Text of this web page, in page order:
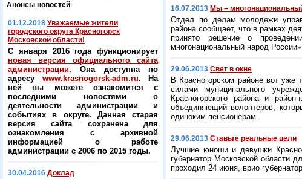
Анонсы новостей
01.12.2018 Уважаемые жители
городского округа Красногорск
Московской области!
С января 2016 года функционирует
новая версия официального сайта
администрации. Она доступна по
адресу www.krasnogorsk-adm.ru. На
ней вы можете ознакомится с
последними новостями о
деятельности администрации и
событиях в округе. Данная старая
версия сайта сохранена для
ознакомления с архивной
информацией о работе
администрации с 2006 по 2015 годы.
30.04.2016 Доклад
16.07.2013 Мы –
Отдел по делам молодежи
района сообщает, что в рамках
принято решение о
многонациональный народ
29.06.2013 Свет в окне
В Красногорском районе вот уже
силами муниципального
Красногорского района и
объединяющий волонтеров,
одиноким пенсионерам.
29.06.2013 Ставьте реальные цели
Лучшие юноши и девушки
губернатор Московской области
проходил 24 июня, врио